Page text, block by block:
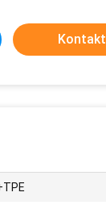
Kontakt